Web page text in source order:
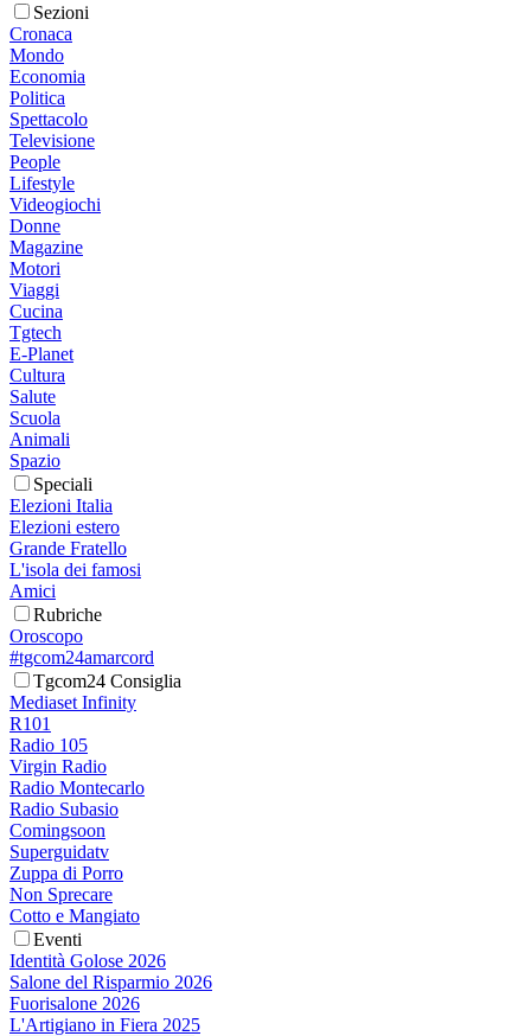
Sezioni
Cronaca
Mondo
Economia
Politica
Spettacolo
Televisione
People
Lifestyle
Videogiochi
Donne
Magazine
Motori
Viaggi
Cucina
Tgtech
E-Planet
Cultura
Salute
Scuola
Animali
Spazio
Speciali
Elezioni Italia
Elezioni estero
Grande Fratello
L'isola dei famosi
Amici
Rubriche
Oroscopo
#tgcom24amarcord
Tgcom24 Consiglia
Mediaset Infinity
R101
Radio 105
Virgin Radio
Radio Montecarlo
Radio Subasio
Comingsoon
Superguidatv
Zuppa di Porro
Non Sprecare
Cotto e Mangiato
Eventi
Identità Golose 2026
Salone del Risparmio 2026
Fuorisalone 2026
L'Artigiano in Fiera 2025